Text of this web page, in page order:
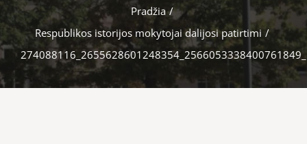
Pradžia /
Respublikos istorijos mokytojai dalijosi patirtimi /